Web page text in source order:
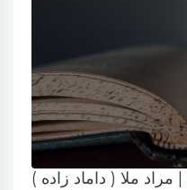
| مراد ملا ( داماد زاده )